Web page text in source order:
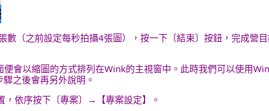
（之前設定每秒拍攝4張圖），按一下〔結束〕按鈕，完成營
會以縮圖的方式排列在Wink的主視窗中。此時我們可以使用
之後會再另外說明。
，依序按下〔專案〕→【專案設定】。